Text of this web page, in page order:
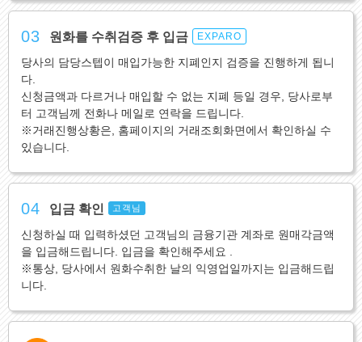
03 원화를 수취검증 후 입금 EXPARO
당사의 담당스텝이 매입가능한 지폐인지 검증을 진행하게 됩니
다.
신청금액과 다르거나 매입할 수 없는 지폐 등일 경우, 당사로부
터 고객님께 전화나 메일로 연락을 드립니다.
※거래진행상황은, 홈페이지의 거래조회화면에서 확인하실 수
있습니다.
04 입금 확인 고객님
신청하실 때 입력하셨던 고객님의 금융기관 계좌로 원매각금액
을 입금해드립니다. 입금을 확인해주세요 .
※통상, 당사에서 원화수취한 날의 익영업일까지는 입금해드립
니다.